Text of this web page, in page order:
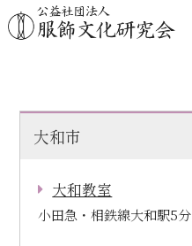
大和市
大和教室
小田急・相鉄線大和駅5分